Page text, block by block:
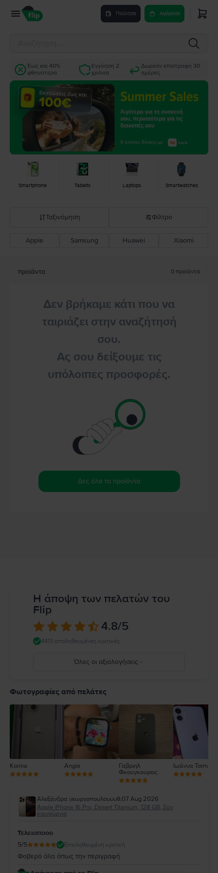
Πούλησε Αγόρασε
Έως και 40%
φθηνότερα
Εγγύηση 2
χρόνια
Δωρεάν επιστροφή 30
ημέρες
Smartphone Tablets Laptops Smartwatches
Ταξινόμηση
Σύσταση Flip
Φίλτρο
Apple Samsung Huawei Xiaomi
προϊόντα 0 προϊόντα
Δεν βρήκαμε κάτι που να
ταιριάζει στην αναζήτησή
σου.
Ας σου δείξουμε τις
υπόλοιπες προσφορές.
Δες όλα τα προϊόντα
Η άποψη των πελατών του
Flip
4.8/5
4413 επαληθευμένες κριτικές
Όλες οι αξιολογήσεις
4
2
1
Φωτογραφίες από πελάτες
Korina Angie
Γαβριηλ
Φκουγκουρας
Ιωάννα
Αλεξάνδρα γεωργοπουλουυυθ,07 Aug 2026
Apple iPhone 16 Pro, Desert Titanium, 128 GB, Σαν
καινούργιο
Τελειοποοο
5/5 Επαληθευμένη κριτική
Φοβερό όλα όπως την περιγραφή